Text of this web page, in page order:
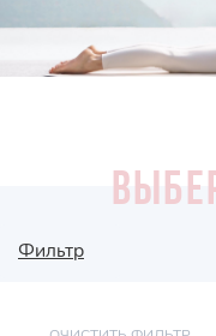
Фильтр